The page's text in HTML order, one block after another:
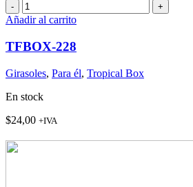
TFBOX-
228
Añadir al carrito
TFBOX-228
Girasoles, Para él, Tropical Box
En stock
$24,00 +IVA